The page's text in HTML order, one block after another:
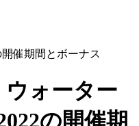
催期間とボーナス
ウォーター
の開催期